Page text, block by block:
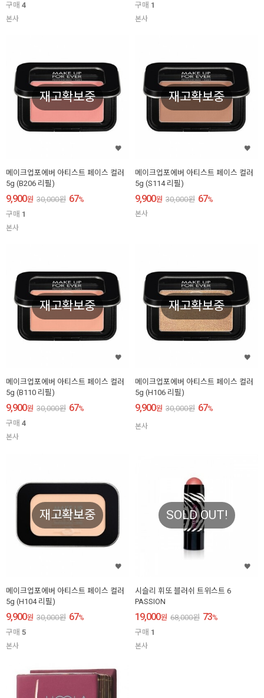
구매 4
본사
구매 1
본사
재고확보중
메이크업포에버 아티스트 페이스 컬러
5g (B206 리필)
9,900원 30,000원 67%
구매 1
본사
재고확보중
메이크업포에버 아티스트 페이스 컬러
5g (S114 리필)
9,900원 30,000원 67%
본사
재고확보중
메이크업포에버 아티스트 페이스 컬러
5g (B110 리필)
9,900원 30,000원 67%
구매 4
본사
재고확보중
메이크업포에버 아티스트 페이스 컬러
5g (H106 리필)
9,900원 30,000원 67%
본사
재고확보중
메이크업포에버 아티스트 페이스 컬러
5g (H104 리필)
9,900원 30,000원 67%
구매 5
본사
SOLD OUT!
시슬리 휘또 블러쉬 트위스트 6
PASSION
19,000원 68,000원 73%
구매 1
본사